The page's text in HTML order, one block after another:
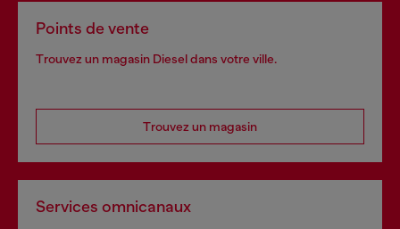
Points de vente
Trouvez un magasin Diesel dans votre ville.
Trouvez un magasin
Services omnicanaux